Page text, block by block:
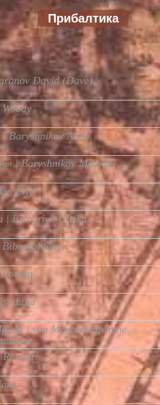
Прибалтика
David (Dave)
Baryshnikov Anna
| Baryshnikov Mikhail
Elya
| Belogriva Ulrika
Slava
Lina
| von Meyendorff Irene